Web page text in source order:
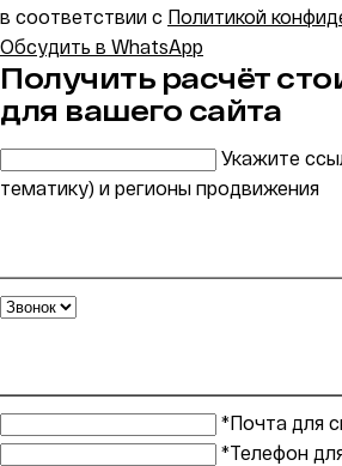
в соответствии с Политикой
Обсудить в WhatsApp
Получить расчёт
для вашего сайта
Укажите
тематику) и регионы продвижения
*Почта для
*Телефон